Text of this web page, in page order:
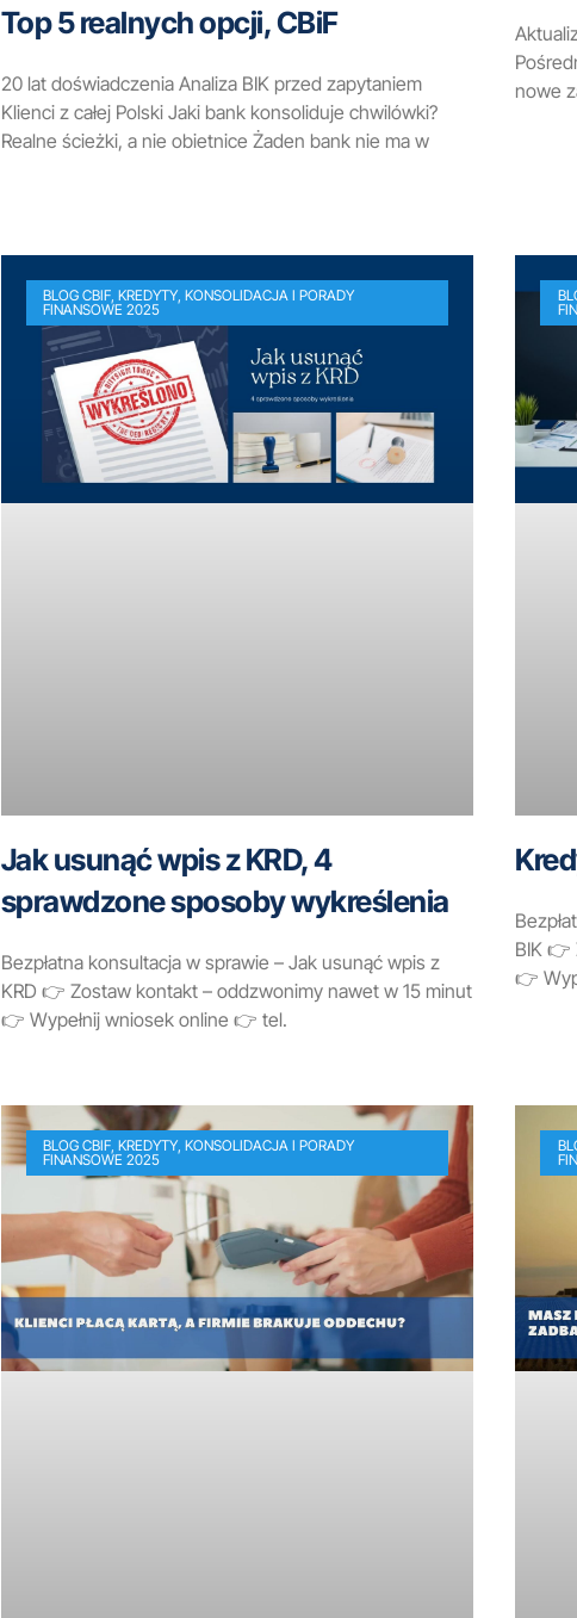
Top 5 realnych opcji, CBiF
20 lat doświadczenia Analiza BIK przed zapytaniem
Klienci z całej Polski Jaki bank konsoliduje chwilówki?
Realne ścieżki, a nie obietnice Żaden bank nie ma w
nowe
BLOG CBIF, KREDYTY, KONSOLIDACJA I PORADY
FINANSOWE 2025
Jak usunąć wpis z KRD, 4
sprawdzone sposoby wykreślenia
Bezpłatna konsultacja w sprawie – Jak usunąć wpis z
KRD 👉 Zostaw kontakt – oddzwonimy nawet w 15 minut
👉 Wypełnij wniosek online 👉 tel.
BIK 👉
👉
BLOG CBIF, KREDYTY, KONSOLIDACJA I PORADY
FINANSOWE 2025